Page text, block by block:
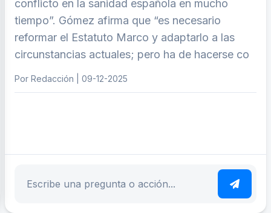
conflicto en la sanidad española en mucho
tiempo”. Gómez afirma que “es necesario
reformar el Estatuto Marco y adaptarlo a las
circunstancias actuales; pero ha de hacerse co
Por Redacción | 09-12-2025
Escribe tu pregunta